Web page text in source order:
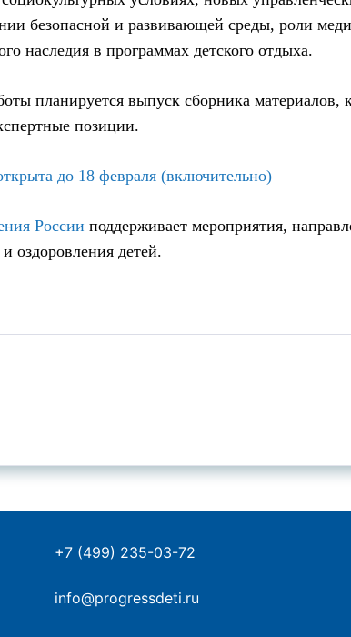
безопасной и развивающей среды, роли
наследия в программах детского отдыха.
планируется выпуск сборника
позиции.
до 18 февраля (включительно)
России поддерживает мероприятия,
оздоровления детей.
+7 (499) 235-03-72
info@progressdeti.ru